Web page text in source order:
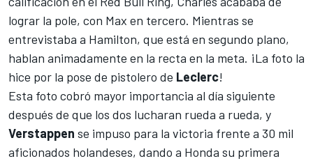
lograr la pole, con Max en tercero. Mientras se
entrevistaba a Hamilton, que está en segundo plano,
hablan animadamente en la recta en la meta. ¡La foto la
hice por la pose de pistolero de Leclerc!
Esta foto cobró mayor importancia al día siguiente
después de que los dos lucharan rueda a rueda, y
Verstappen se impuso para la victoria frente a 30 mil
aficionados holandeses, dando a Honda su primera